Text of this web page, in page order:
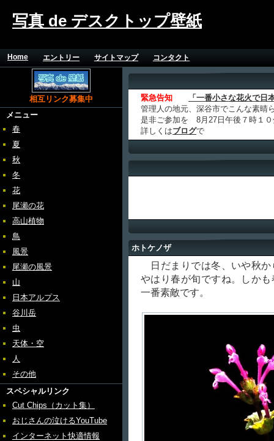
写真 de デスクトップ壁紙
Home エントリー サイトマップ コンタクト
相互リンク募集中
メニュー
春
夏
秋
冬
花
尾瀬の花
高山植物
鳥
風景
尾瀬の風景
山
日本アルプス
谷川岳
虫
天体・空
人
その他
スペシャルリンク
Cut Chips（カット集）
おじさんの泣けるYouTube
インターネット快適情報
緊急告知
「一番小さな花火で日
管理人の地元、深谷市でこんな素晴
是非ご参加を 8月27日午後７時１０
詳しくはブログで
ホトケノザ
日だまりでは冬、いや秋か
やはり春が旬ですね。しか
一番素敵です。